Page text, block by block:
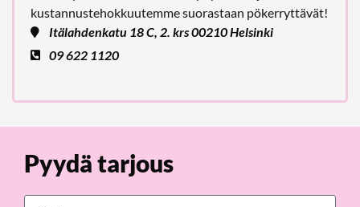
kustannustehokkuutemme suorastaan pökerryttävät!
Itälahdenkatu 18 C, 2. krs 00210 Helsinki
09 622 1120
Pyydä tarjous